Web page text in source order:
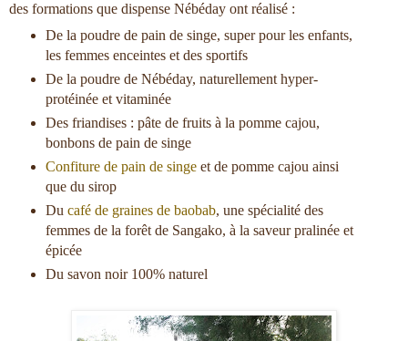
des formations que dispense Nébéday ont réalisé :
De la poudre de pain de singe, super pour les enfants,
les femmes enceintes et des sportifs
De la poudre de Nébéday, naturellement hyper-
protéinée et vitaminée
Des friandises : pâte de fruits à la pomme cajou,
bonbons de pain de singe
Confiture de pain de singeet de pomme cajou ainsi
que du sirop
Du café de graines de baobab, une spécialité des
femmes de la forêt de Sangako, à la saveur pralinée et
épicée
Du savon noir 100% naturel